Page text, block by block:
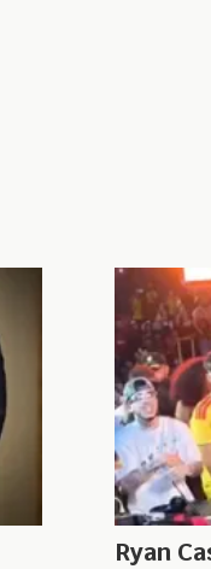
Ryan